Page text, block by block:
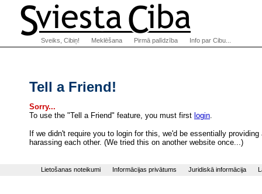
Tell a Friend!
Sorry...
To use the "Tell a Friend" feature, you must first login.
If we didn't require you to login for this, we'd be essentially
harassing each other. (We tried this on another website once...)
Sveiks, Cibiņ! Meklēšana Pirmā palīdzība Info par Cibu...
Lietošanas noteikumi Informācijas privātums Juridiskā informācija